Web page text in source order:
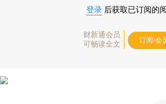
登录 后获取已订阅的
财新通会员
可畅读全文
订阅/会